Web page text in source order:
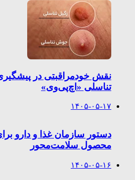
نقش خودمراقبتی در پیشگیری
تناسلی «اچ‌پی‌وی»
۱۴۰۵-۰۵-۱۷
محصول سلامت‌محور
۱۴۰۵-۰۵-۱۶